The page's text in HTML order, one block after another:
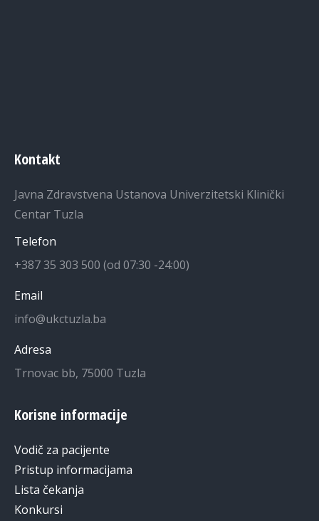
Kontakt
Javna Zdravstvena Ustanova Univerzitetski Klinički
Centar Tuzla
Telefon
+387 35 303 500 (od 07:30 -24:00)
Email
info@ukctuzla.ba
Adresa
Trnovac bb, 75000 Tuzla
Korisne informacije
Vodič za pacijente
Pristup informacijama
Lista čekanja
Konkursi